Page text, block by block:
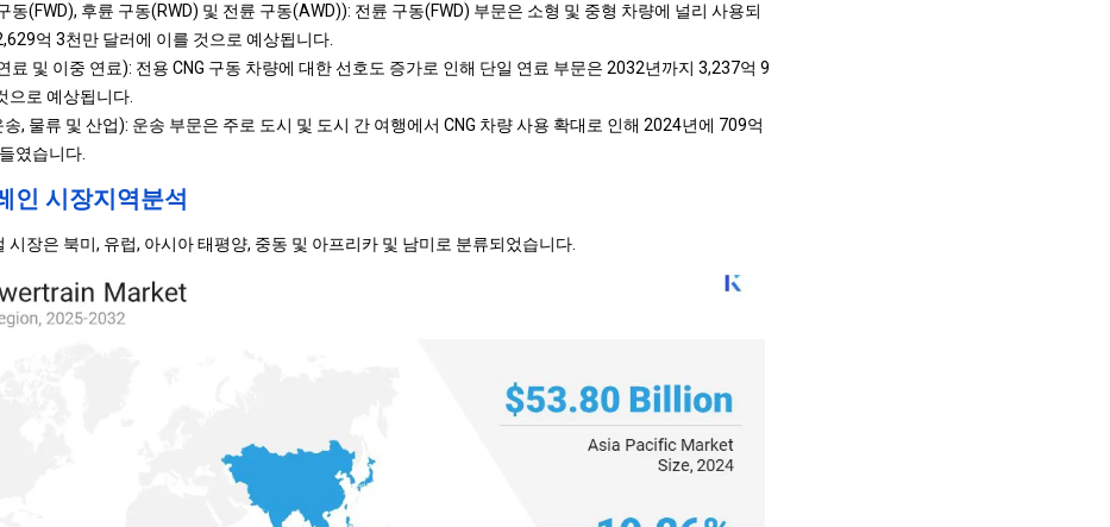
동(FWD), 후륜 구동(RWD) 및 전륜 구동(AWD)): 전륜 구동(FWD) 부문은 소형 및 중형 차량에 널리 사용되
억 3천만 달러에 이를 것으로 예상됩니다.
료 및 이중 연료): 전용 CNG 구동 차량에 대한 선호도 증가로 인해 단일 연료 부문은 2032년까지 3,237억 9
으로 예상됩니다.
, 물류 및 산업): 운송 부문은 주로 도시 및 도시 간 여행에서 CNG 차량 사용 확대로 인해 2024년에 709억
였습니다.
인 시장지역분석
시장은 북미, 유럽, 아시아 태평양, 중동 및 아프리카 및 남미로 분류되었습니다.